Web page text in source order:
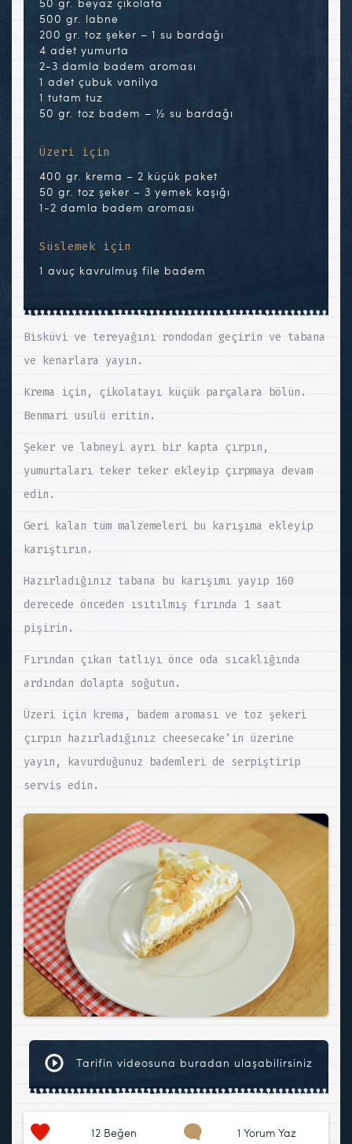
500 gr. labne
200 gr. toz şeker – 1 su bardağı
4 adet yumurta
2-3 damla badem aroması
1 adet çubuk vanilya
1 tutam tuz
50 gr. toz badem – ½ su bardağı
Üzeri için
400 gr. krema – 2 küçük paket
50 gr. toz şeker – 3 yemek kaşığı
1-2 damla badem aroması
Süslemek için
1 avuç kavrulmuş file badem
Bisküvi ve tereyağını rondodan geçirin ve tabana
ve kenarlara yayın.
Krema için, çikolatayı küçük parçalara bölün.
Benmari usulü eritin.
Şeker ve labneyi ayrı bir kapta çırpın,
yumurtaları teker teker ekleyip çırpmaya devam
edin.
Geri kalan tüm malzemeleri bu karışıma ekleyip
karıştırın.
Hazırladığınız tabana bu karışımı yayıp 160
derecede önceden ısıtılmış fırında 1 saat
pişirin.
Fırından çıkan tatlıyı önce oda sıcaklığında
ardından dolapta soğutun.
Üzeri için krema, badem aroması ve toz şekeri
çırpın hazırladığınız cheesecake’in üzerine
yayın, kavurduğunuz bademleri de serpiştirip
servis edin.
Tarifin videosuna buradan ulaşabilirsiniz
12 Beğen 1 Yorum Yaz